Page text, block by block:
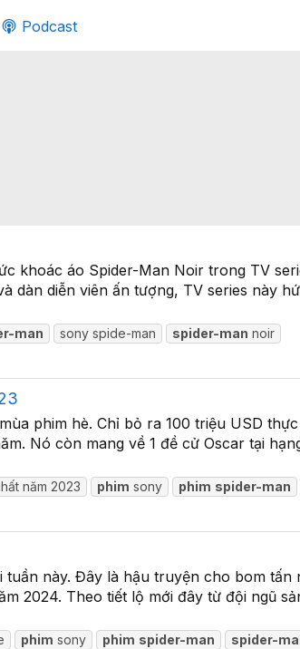
Podcast
khoác áo Spider-Man Noir trong TV
dàn diễn viên ấn tượng, TV series này
man sony spide-man spider-man noir
phim hè. Chỉ bỏ ra 100 triệu USD
Nó còn mang về 1 đề cử Oscar tại
năm 2023 phim sony phim spider-man
này. Đây là hậu truyện cho bom tấn
2024. Theo tiết lộ mới đây từ đội ngũ
phim sony phim spider-man spider-